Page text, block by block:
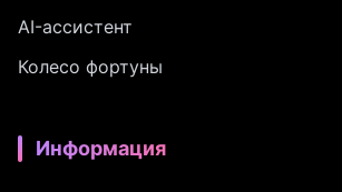
AI-ассистент
Колесо фортуны
Информация